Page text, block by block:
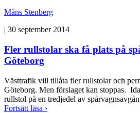
Måns Stenberg
| 30 september 2014
Fler rullstolar ska få plats på
Göteborg
Västtrafik vill tillåta fler rullstolar och
Göteborg. Men förslaget kan stoppas.
rullstol på en tredjedel av
Fortsätt läsa ›